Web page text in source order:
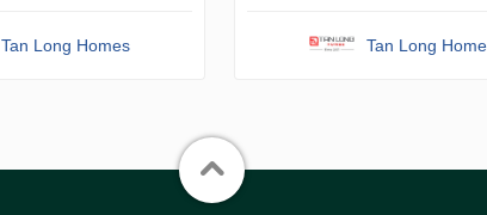
Tan Long Homes Tan Long